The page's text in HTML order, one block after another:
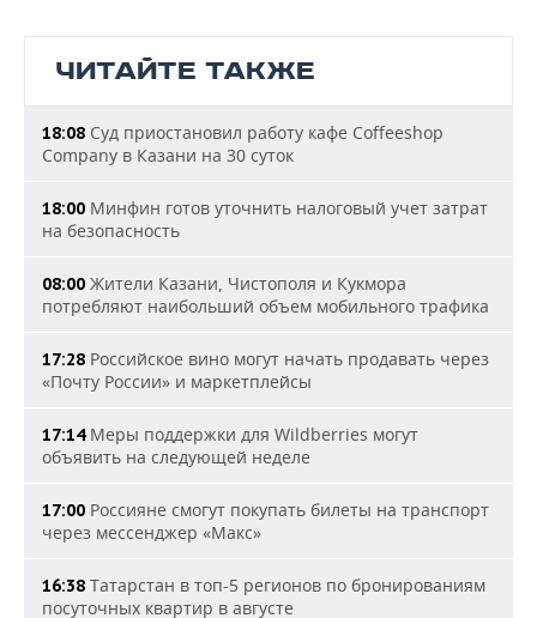
ЧИТАЙТЕ ТАКЖЕ
18:08 Суд приостановил работу кафе Coffeeshop
Company в Казани на 30 суток
18:00 Минфин готов уточнить налоговый учет затрат
на безопасность
08:00 Жители Казани, Чистополя и Кукмора
потребляют наибольший объем мобильного трафика
17:28 Российское вино могут начать продавать через
«Почту России» и маркетплейсы
17:14Меры поддержки для Wildberries могут
объявить на следующей неделе
17:00 Россияне смогут покупать билеты на транспорт
через мессенджер «Макс»
16:38 Татарстан в топ-5 регионов по бронированиям
посуточных квартир в августе